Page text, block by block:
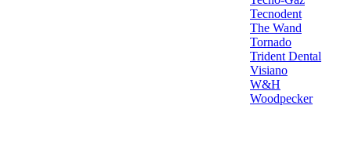
Tecnodent
The Wand
Tornado
Trident Dental
Visiano
W&H
Woodpecker